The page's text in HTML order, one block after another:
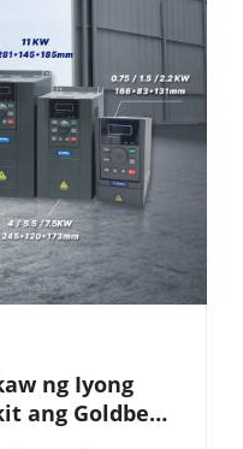
ng Iyong
ang Goldbell